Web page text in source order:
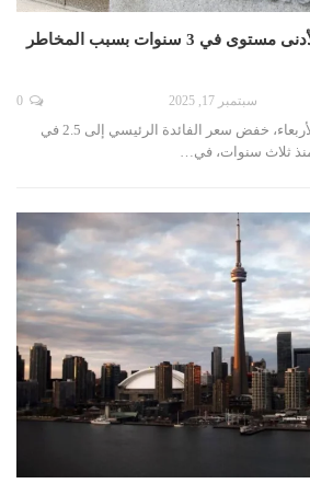
بنك كندا يخفض الفائدة لأدنى مستوى في 3 سنوات بسبب المخاطر
سبتمبر 17, 2025
قرر بنك كندا المركزي، يوم الأربعاء، خفض سعر الفائدة الرئيسي إلى 2.5 في
منذ ثلاث سنوات، في…